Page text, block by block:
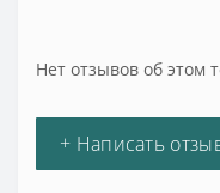
Нет отзывов об этом
+ Написать